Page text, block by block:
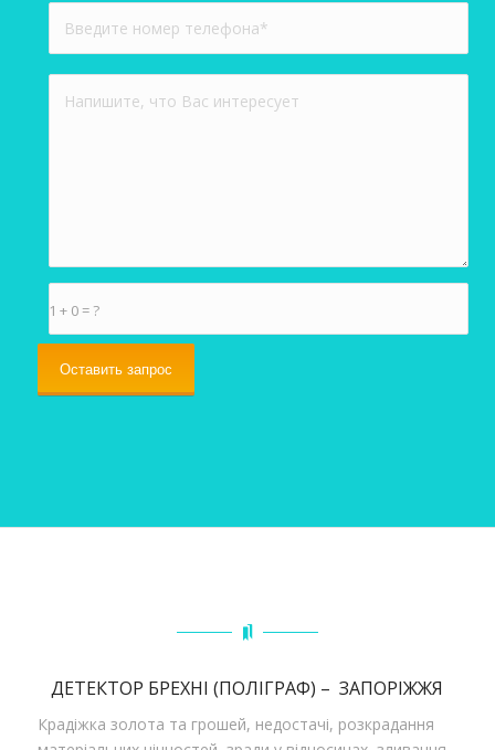
1 + 0 = ?
ДЕТЕКТОР БРЕХНІ (ПОЛІГРАФ) – ЗАПОРІЖЖЯ
Крадіжка золота та грошей, недостачі, розкрадання